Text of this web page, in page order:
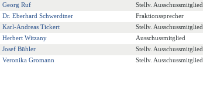
Georg Ruf
Stellv. Ausschussmitglied
Dr. Eberhard Schwerdtner
Fraktionssprecher
Karl-Andreas Tickert
Stellv. Ausschussmitglied
Herbert Witzany
Ausschussmitglied
Josef Bühler
Stellv. Ausschussmitglied
Veronika Gromann
Stellv. Ausschussmitglied